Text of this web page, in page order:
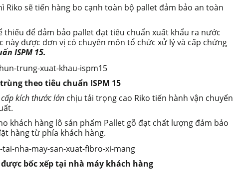
Riko sẽ tiến hàng bo cạnh toàn bộ pallet đảm bảo an toàn
để đảm bảo pallet đạt tiêu chuẩn xuất khẩu ra nước
được đơn vị có chuyên môn tổ chức xử lý và cấp chứng
ISPM 15.
theo tiêu chuẩn ISPM 15
kích thước lớn chịu tải trọng cao Riko tiến hành vận chuyển
khách hàng lô sản phẩm Pallet gỗ đạt chất lượng đảm bảo
hàng từ phía khách hàng.
bốc xếp tại nhà máy khách hàng